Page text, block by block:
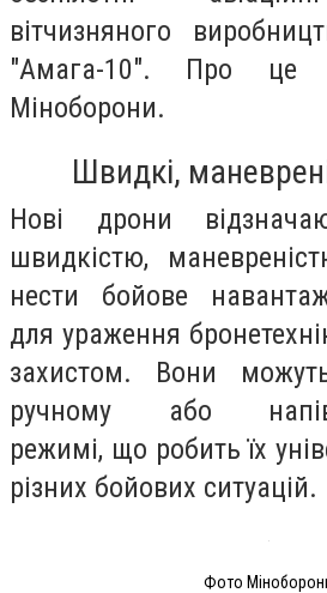
вітчизняного
"Амага-10". Про це
Міноборони.
Швидкі,
Нові дрони
швидкістю,
нести бойове
для ураження
захистом. Вони
ручному або
режимі, що робить їх
різних бойових ситуацій.
Фото